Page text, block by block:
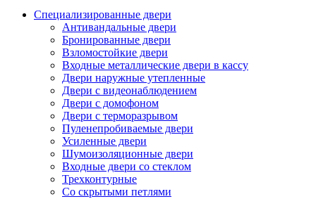
Специализированные двери
Антивандальные двери
Бронированные двери
Взломостойкие двери
Входные металлические двери в кассу
Двери наружные утепленные
Двери с видеонаблюдением
Двери с домофоном
Двери с терморазрывом
Пуленепробиваемые двери
Усиленные двери
Шумоизоляционные двери
Входные двери со стеклом
Трехконтурные
Со скрытыми петлями